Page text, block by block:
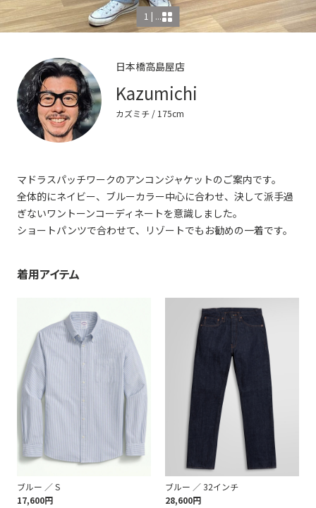
1 | ...
日本橋高島屋店
Kazumichi
カズミチ/ 175cm
マドラスパッチワークのアンコンジャケットのご案内です。
全体的にネイビー、ブルーカラー中心に合わせ、決して派手過
ぎないワントーンコーディネートを意識しました。
ショートパンツで合わせて、リゾートでもお勧めの一着です。
着用アイテム
ブルー ／ S
17,600円
ブルー ／ 32インチ
28,600円